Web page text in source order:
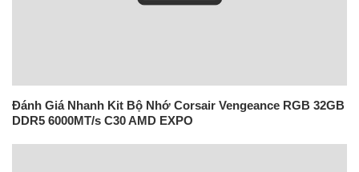
Đánh Giá Nhanh Kit Bộ Nhớ Corsair Vengeance RGB 32GB
DDR5 6000MT/s C30 AMD EXPO